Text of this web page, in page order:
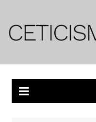
conteúdo